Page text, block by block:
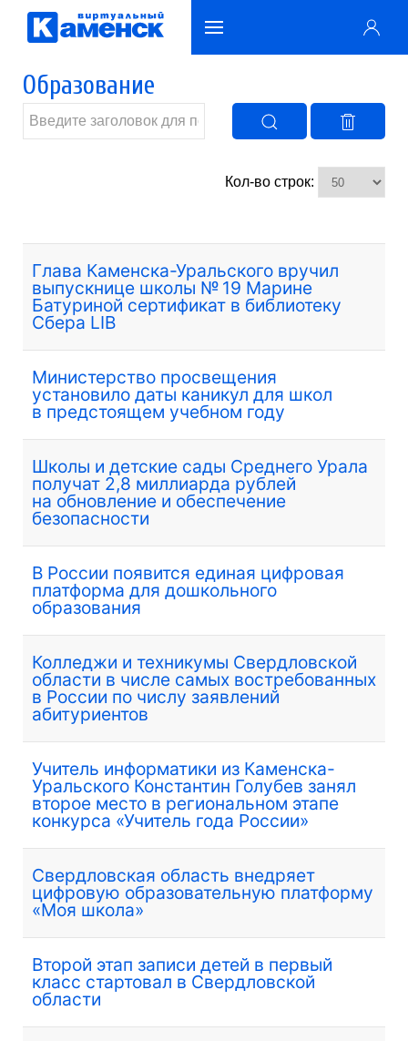
Образование
Кол-во строк:
Глава Каменска-Уральского вручил
выпускнице школы № 19 Марине
Батуриной сертификат в библиотеку
Сбера LIB
Министерство просвещения
установило даты каникул для школ
в предстоящем учебном году
Школы и детские сады Среднего Урала
получат 2,8 миллиарда рублей
на обновление и обеспечение
безопасности
В России появится единая цифровая
платформа для дошкольного
образования
Колледжи и техникумы Свердловской
области в числе самых востребованных
в России по числу заявлений
абитуриентов
Учитель информатики из Каменска-
Уральского Константин Голубев занял
второе место в региональном этапе
конкурса «Учитель года России»
Свердловская область внедряет
цифровую образовательную платформу
«Моя школа»
Второй этап записи детей в первый
класс стартовал в Свердловской
области